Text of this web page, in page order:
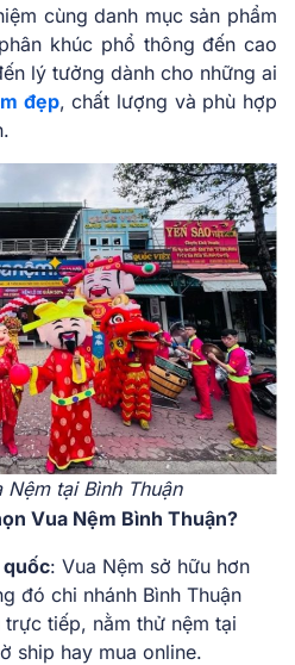
cùng danh mục sản phẩm
khúc phổ thông đến cao
lý tưởng dành cho những ai
đẹp, chất lượng và phù hợp
Nệm tại Bình Thuận
Vua Nệm Bình Thuận?
quốc: Vua Nệm sở hữu hơn
đó chi nhánh Bình Thuận
tiếp, nằm thử nệm tại
ship hay mua online.